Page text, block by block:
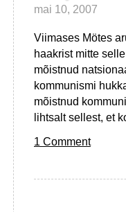
mai 10, 2007
Viimases Mötes
haakrist mitte
mõistnud
kommunismi
mõistnud
lihtsalt sellest, et
1 Comment